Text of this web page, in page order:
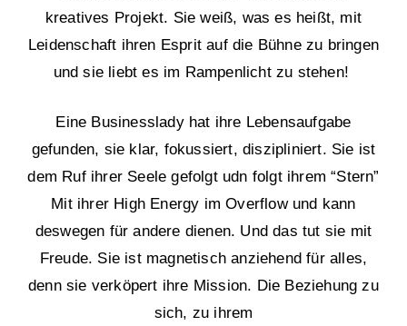
kreatives Projekt. Sie weiß, was es heißt, mit
Leidenschaft ihren Esprit auf die Bühne zu bringen
und sie liebt es im Rampenlicht zu stehen!
Eine Businesslady hat ihre Lebensaufgabe
gefunden, sie klar, fokussiert, diszipliniert. Sie ist
dem Ruf ihrer Seele gefolgt udn folgt ihrem “Stern”
Mit ihrer High Energy im Overflow und kann
deswegen für andere dienen. Und das tut sie mit
Freude. Sie ist magnetisch anziehend für alles,
denn sie verköpert ihre Mission. Die Beziehung zu
sich, zu ihrem